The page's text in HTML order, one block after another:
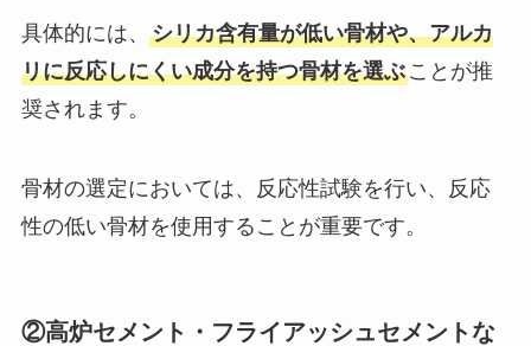
具体的には、 シリカ含有量が低い骨材や、アルカ
リに反応しにくい成分を持つ骨材を選ぶことが推
奨されます。
骨材の選定においては、反応性試験を行い、反応
性の低い骨材を使用することが重要です。
②高炉セメント・フライアッシュセメントな